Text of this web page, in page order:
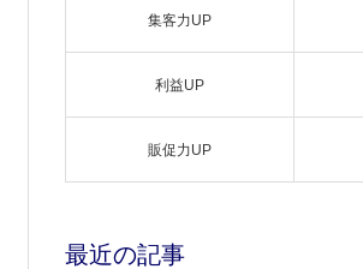
集客力UP
利益UP
販促力UP
最近の記事